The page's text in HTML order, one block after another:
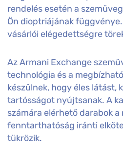
rendelés esetén a
Ön dioptriájának
vásárlói elégedettségre
Az Armani Exchange
technológia és a
készülnek, hogy éles látást,
tartósságot nyújtsanak. A
számára elérhető darabok a
fenntarthatóság iránti
tükrözik.